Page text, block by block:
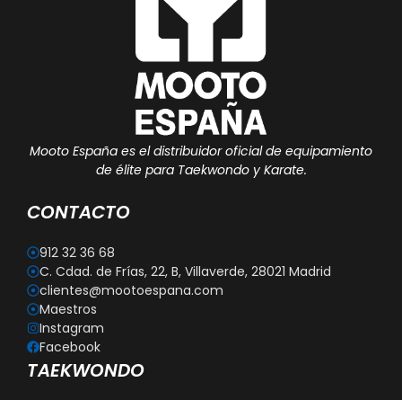
Mooto España es el distribuidor oficial de equipamiento
de élite para Taekwondo y Karate.
CONTACTO
912 32 36 68
C. Cdad. de Frías, 22, B, Villaverde, 28021 Madrid
clientes@mootoespana.com
Maestros
Instagram
Facebook
TAEKWONDO